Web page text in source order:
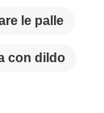
le palle
con dildo